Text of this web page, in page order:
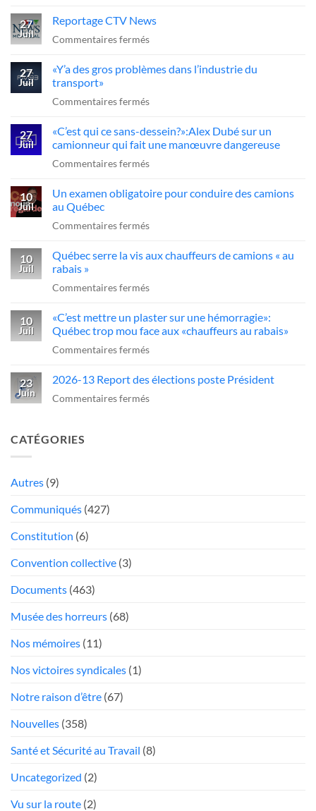
sur
l’A-
:
chauffeur
la
FCCRQ
presse
d’agir
27
Juil
Reportage CTV News
Commentaires ferméssur
CTV
27
Juil
«Y’a des gros problèmes dans l’industrie du
transport»
Commentaires ferméssur
des
gros
problèmes
l’industrie
transport»
27
Juil
«C’est qui ce sans-dessein?»:Alex Dubé sur un
camionneur qui fait une manœuvre dangereuse
Commentaires ferméssur
qui
sans-
Dubé
un
qui
manœuvre
dangereuse
10
Juil
Un examen obligatoire pour conduire des camions
au Québec
Commentaires ferméssur
examen
pour
des
camions
au
10
Juil
Québec serre la vis aux chauffeurs de camions « au
rabais »
Commentaires ferméssur
serre
la
vis
chauffeurs
de
10
Juil
«C’est mettre un plaster sur une hémorragie»:
Québec trop mou face aux «chauffeurs au rabais»
Commentaires ferméssur
mettre
un
23
Juin
2026-13 Report des élections poste Président
Commentaires ferméssur
CATÉGORIES
Autres (9)
Communiqués (427)
Constitution (6)
Convention collective (3)
Documents (463)
Musée des horreurs (68)
Nos mémoires (11)
Nos victoires syndicales (1)
Notre raison d’être (67)
Nouvelles (358)
Santé et Sécurité au Travail (8)
Uncategorized (2)
Vu sur la route (2)